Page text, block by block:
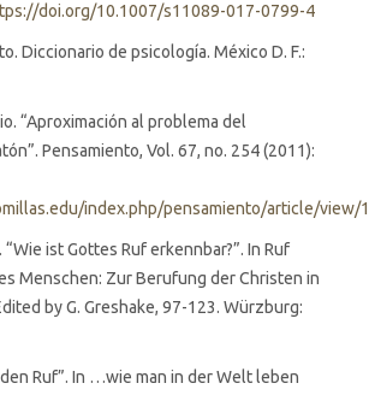
doi.org/10.1007/s11089-017-0799-4
Diccionario de psicología. México D. F.:
“Aproximación al problema del
Pensamiento, Vol. 67, no. 254 (2011):
index.php/pensamiento/article/view/
ist Gottes Ruf erkennbar?”. In Ruf
Menschen: Zur Berufung der Christen in
by G. Greshake, 97-123. Würzburg:
den Ruf”. In …wie man in der Welt leben